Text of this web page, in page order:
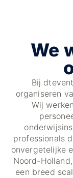
We
Bij
organiseren
Wij
professionals
onvergetelijke
Noord-
een breed